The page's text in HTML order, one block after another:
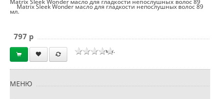
Matrix Sleek Wonder масло для гладкости непослушных волос 89
мл.
Matrix Sleek Wonder масло для гладкости непослушных волос 89
мл.
797 p
МЕНЮ